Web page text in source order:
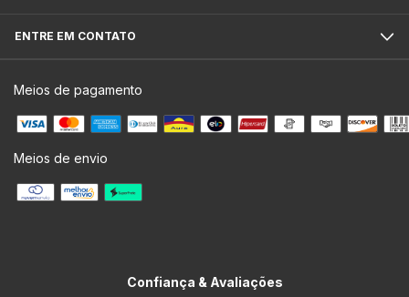
ENTRE EM CONTATO
Meios de pagamento
Meios de envio
Confiança & Avaliações